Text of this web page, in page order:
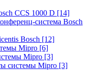
CCS 1000 D [14]
система Bosch
Bosch [12]
Mipro [6]
Mipro [3]
системы Mipro [3]